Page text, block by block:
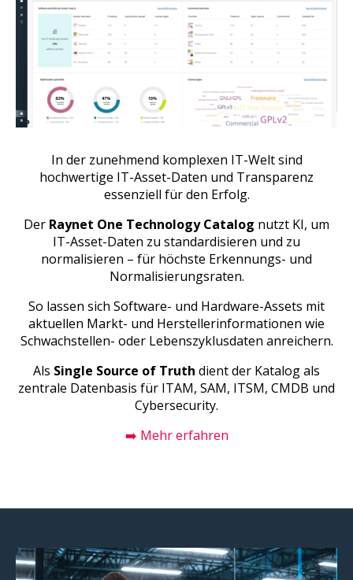
In der zunehmend komplexen IT-Welt sind
hochwertige IT-Asset-Daten und Transparenz
essenziell für den Erfolg.
Der Raynet One Technology Catalog nutzt KI, um
IT-Asset-Daten zu standardisieren und zu
normalisieren – für höchste Erkennungs- und
Normalisierungsraten.
So lassen sich Software- und Hardware-Assets mit
aktuellen Markt- und Herstellerinformationen wie
Schwachstellen- oder Lebenszyklusdaten anreichern.
Als Single Source of Truth dient der Katalog als
zentrale Datenbasis für ITAM, SAM, ITSM, CMDB und
Cybersecurity.
➡️ Mehr erfahren